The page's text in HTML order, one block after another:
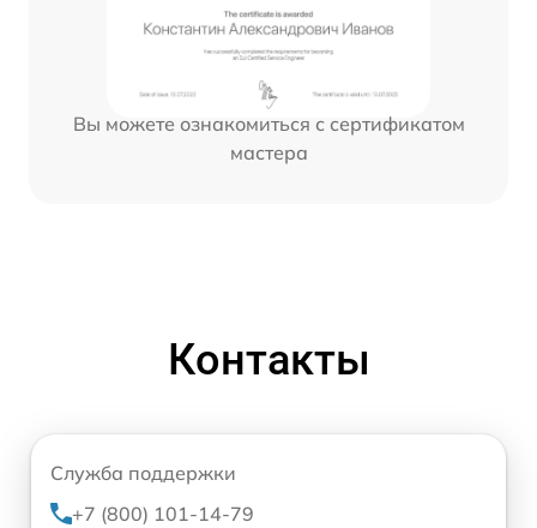
Вы можете ознакомиться с сертификатом
мастера
Контакты
Служба поддержки
+7 (800) 101-14-79